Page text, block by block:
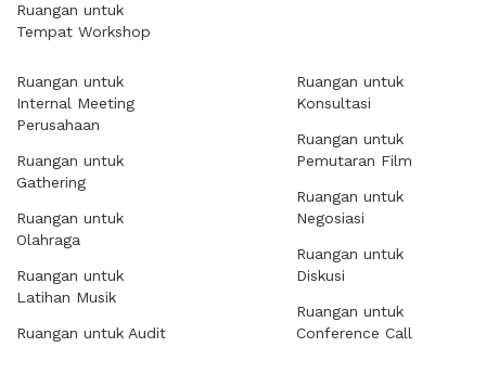
Ruangan untuk
Tempat Workshop
Ruangan untuk
Internal Meeting
Perusahaan
Ruangan untuk
Gathering
Ruangan untuk
Olahraga
Ruangan untuk
Latihan Musik
Ruangan untuk Audit
Ruangan untuk
Konsultasi
Ruangan untuk
Pemutaran Film
Ruangan untuk
Negosiasi
Ruangan untuk
Diskusi
Ruangan untuk
Conference Call